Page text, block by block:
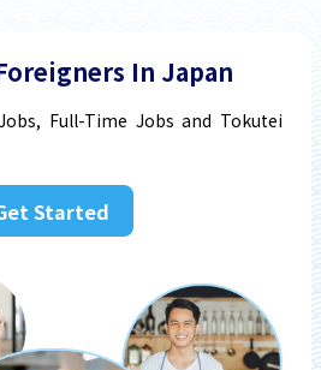
In Japan
Full-Time Jobs and Tokutei
Started